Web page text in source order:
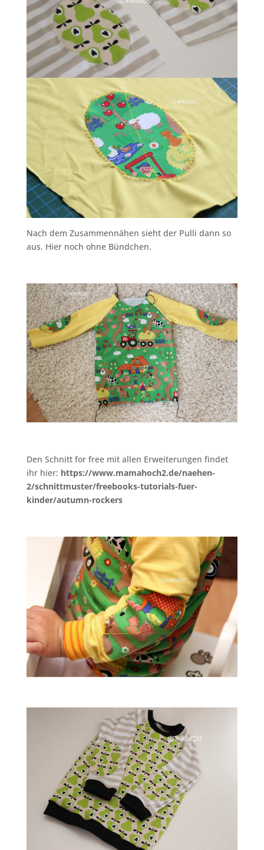
Nach dem Zusammennähen sieht der Pulli dann so
aus. Hier noch ohne Bündchen.
Den Schnitt for free mit allen Erweiterungen findet
ihr hier: https://www.mamahoch2.de/naehen-
2/schnittmuster/freebooks-tutorials-fuer-
kinder/autumn-rockers